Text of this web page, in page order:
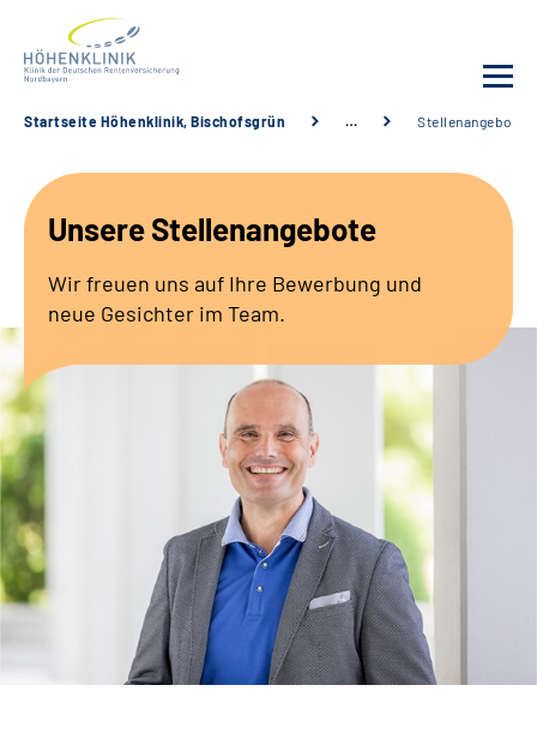
Leistungsangebot
Fachbereiche
Service
Karriere
Leichte Sprache
Gebärdensprache
Patienten-Login
Startseite Höhenklinik, Bischofsgrün … Stellenangebote
Unsere Stellenangebote
Wir freuen uns auf Ihre Bewerbung und
neue Gesichter im Team.